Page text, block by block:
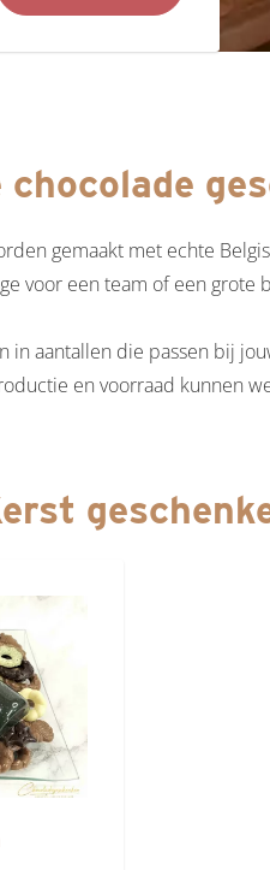
chocolade
gemaakt met echte
voor een team of een
in aantallen die passen bij
en voorraad kunnen